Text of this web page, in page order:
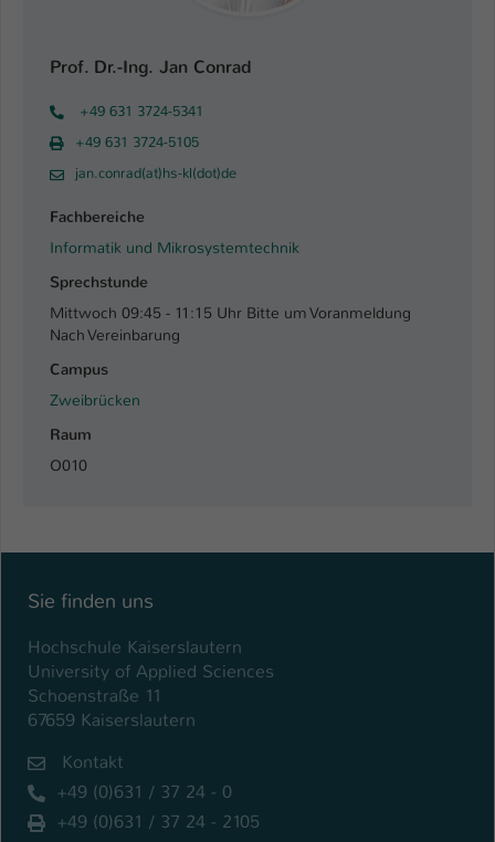
Prof. Dr.-Ing. Jan Conrad
+49 631 3724-5341
+49 631 3724-5105
jan.conrad(at)hs-kl(dot)de
Fachbereiche
Informatik und Mikrosystemtechnik
Sprechstunde
Mittwoch 09:45 - 11:15 Uhr Bitte um Voranmeldung
Nach Vereinbarung
Campus
Zweibrücken
Raum
O010
Sie finden uns
Hochschule Kaiserslautern
University of Applied Sciences
Schoenstraße 11
67659 Kaiserslautern
Kontakt
+49 (0)631 / 37 24 - 0
+49 (0)631 / 37 24 - 2105
Laufzeit 1 Tag
Zweck
Dieser Cookie teilt der Webseite mit, ob
zu verwalten.